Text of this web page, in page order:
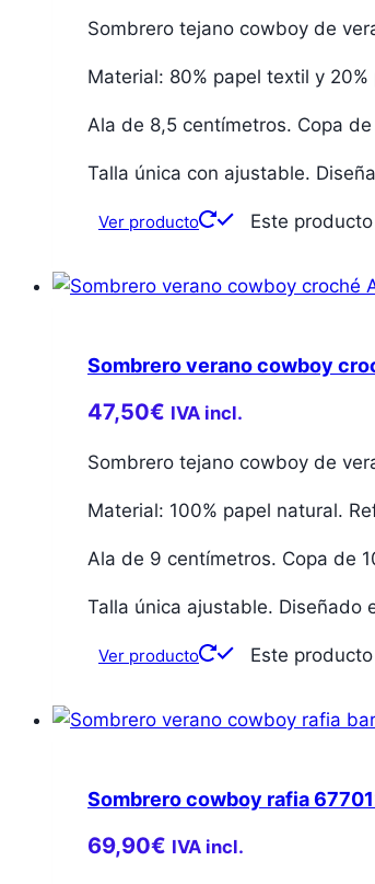
Sombrero tejano cowboy de
Material: 80% papel textil y
Ala de 8,5 centímetros. Copa
Talla única con ajustable.
Ver producto Este
Sombrero verano cowboy
47,50€ IVA incl.
Sombrero tejano cowboy de
Material: 100% papel natural.
Ala de 9 centímetros. Copa de
Talla única ajustable. Diseñado
Ver producto Este
Sombrero cowboy rafia
69,90€ IVA incl.